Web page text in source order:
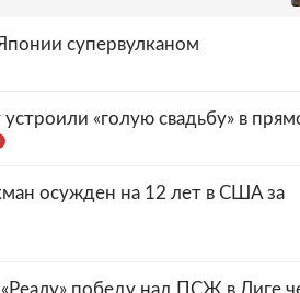
супервулканом
«голую свадьбу» в
осужден на 12 лет в США за
победу над ПСЖ в Лиге